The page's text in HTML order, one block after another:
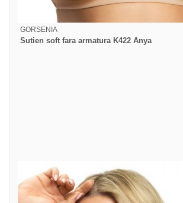
GORSENIA
Sutien soft fara armatura K422 Anya